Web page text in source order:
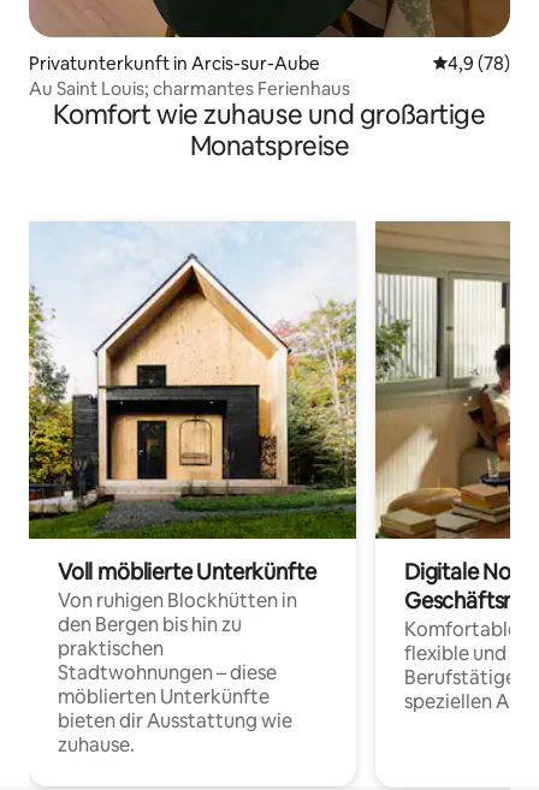
Privatunterkunft in Arcis-sur-Aube
4,9 (78)
Au Saint Louis; charmantes Ferienhaus
Komfort wie zuhause und großartige
Monatspreise
Voll möblierte Unterkünfte
Von ruhigen Blockhütten in
den Bergen bis hin zu
praktischen
Stadtwohnungen – diese
möblierten Unterkünfte
bieten dir Ausstattung wie
zuhause.
Digitale
Komfortable
flexible und
Berufstätige
speziellen